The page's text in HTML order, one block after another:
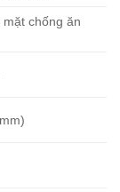
chống ăn